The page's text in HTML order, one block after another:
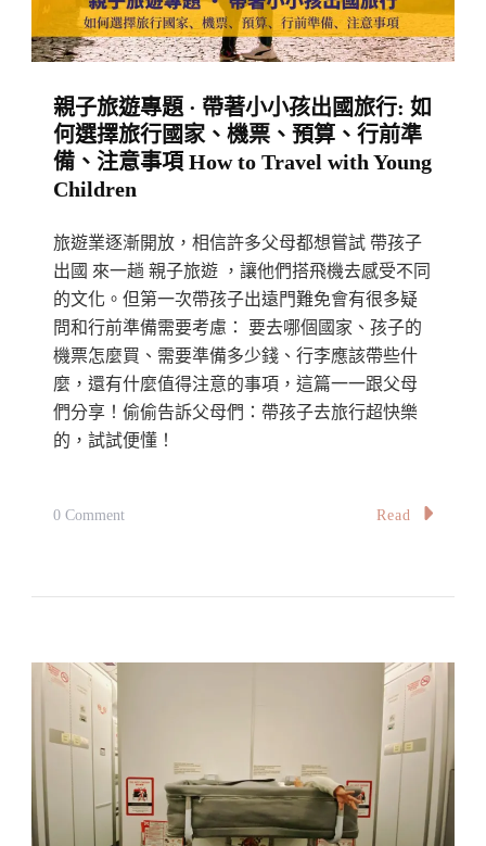
旅
遊
洲：
最
佳
洲
親
子
旅
遊
目
的
票、
Best
European
親子旅遊專題 · 帶著小小孩出國旅行: 如
何選擇旅行國家、機票、預算、行前準
備、注意事項 How to Travel with Young
Children
旅遊業逐漸開放，相信許多父母都想嘗試 帶孩子
出國 來一趟 親子旅遊 ，讓他們搭飛機去感受不同
的文化。但第一次帶孩子出遠門難免會有很多疑
問和行前準備需要考慮： 要去哪個國家、孩子的
機票怎麼買、需要準備多少錢、行李應該帶些什
麼，還有什麼值得注意的事項，這篇一一跟父母
們分享！偷偷告訴父母們：帶孩子去旅行超快樂
的，試試便懂！
0 CommentOn
著
Read